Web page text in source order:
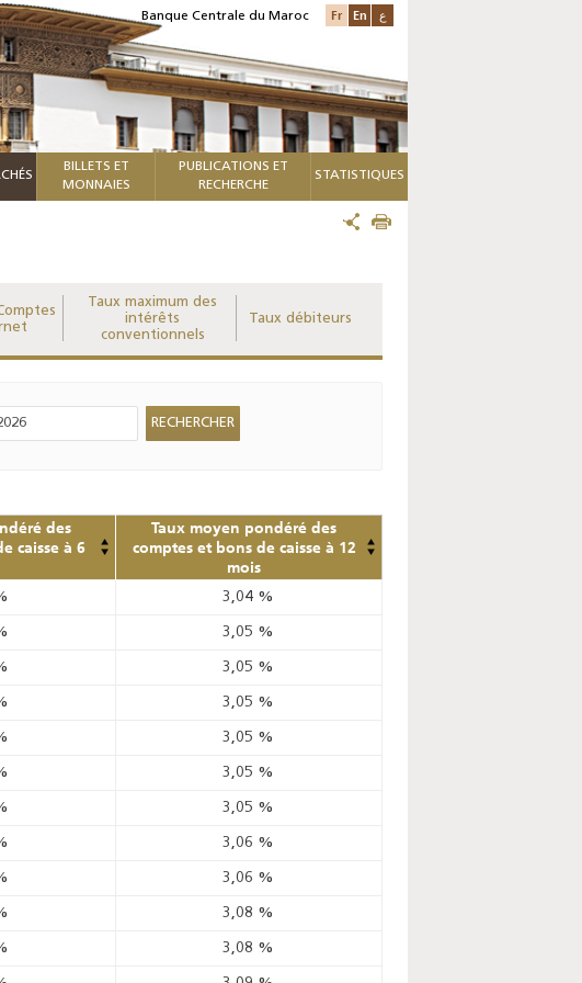
Banque Centrale du Maroc Fr En ع
BILLETS ET
MONNAIES
PUBLICATIONS ET
RECHERCHE
STATISTIQUES
Taux maximum des
intérêts
conventionnels
Taux débiteurs
des
caisse à 6
Taux moyen pondéré des
comptes et bons de caisse à 12
mois
3,04 %
3,05 %
3,05 %
3,05 %
3,05 %
3,05 %
3,05 %
3,06 %
3,06 %
3,08 %
3,08 %